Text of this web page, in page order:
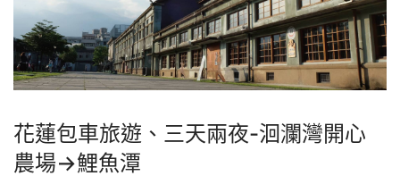
花蓮包車旅遊、三天兩夜-洄瀾灣開心
農場→鯉魚潭